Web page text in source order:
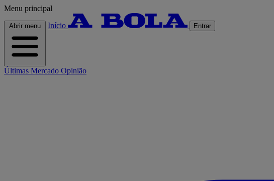
Menu principal
Abrir menu Início Entrar
Últimas Mercado Opinião